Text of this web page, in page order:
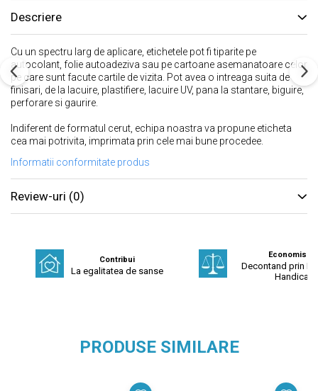
Descriere
Cu un spectru larg de aplicare, etichetele pot fi tiparite pe
autocolant, folie autoadeziva sau pe cartoane asemanatoare celor
pe care sunt facute cartile de vizita. Pot avea o intreaga suita de
finisari, de la lacuire, plastifiere, lacuire UV, pana la stantare, biguire,
perforare si gaurire.
Indiferent de formatul cerut, echipa noastra va propune eticheta
cea mai potrivita, imprimata prin cele mai bune procedee.
Informatii conformitate produs
Review-uri (0)
Contribui
La egalitatea de sanse
Decontand prin
Handicap
PRODUSE SIMILARE